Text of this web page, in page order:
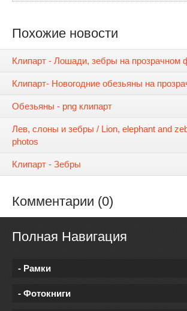
Похожие новости
Клипарт - Лошади, зебры на прозрачном
Клипарт- Новогодние обезьяны на
Обезьяны - png клипарт
Лев, слоны и зебры / Lion, elephant and
photos
Клипарт - Зебры
Комментарии (0)
Полная Навигация
- Рамки
- Фотокниги